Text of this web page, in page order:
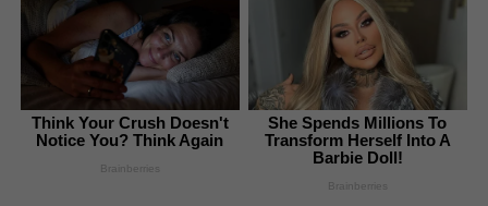
Think Your Crush Doesn't
Notice You? Think Again
Brainberries
She Spends Millions To
Transform Herself Into A
Barbie Doll!
Brainberries